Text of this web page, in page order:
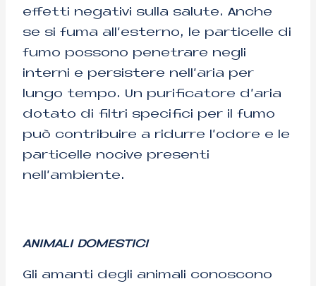
effetti negativi sulla salute. Anche
se si fuma all’esterno, le particelle di
fumo possono penetrare negli
interni e persistere nell’aria per
lungo tempo. Un purificatore d’aria
dotato di filtri specifici per il fumo
può contribuire a ridurre l’odore e le
particelle nocive presenti
nell’ambiente.
ANIMALI DOMESTICI
Gli amanti degli animali conoscono